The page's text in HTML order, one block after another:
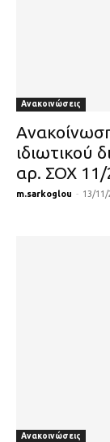
Ανακοινώσεις
ιδιωτικού
αρ. ΣΟΧ 11/
m.sarkoglou - 13/11/
Ανακοινώσεις